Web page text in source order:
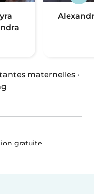
maternelles ·
gratuite